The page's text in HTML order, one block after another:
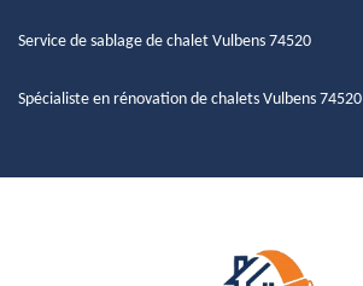
Service de sablage de chalet Vulbens 74520
Spécialiste en rénovation de chalets Vulbens 74520